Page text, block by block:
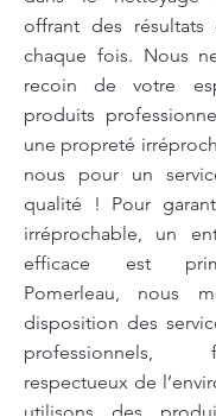
offrant des résultats
chaque fois. Nous
recoin de votre
produits
une propreté
nous pour un
qualité ! Pour
irréprochable, un
efficace est
Pomerleau, nous
disposition des
respectueux de
utilisons des